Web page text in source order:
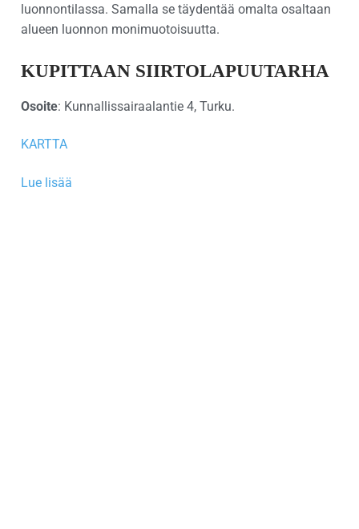
luonnontilassa. Samalla se täydentää omalta osaltaan
alueen luonnon monimuotoisuutta.
KUPITTAAN SIIRTOLAPUUTARHA
Osoite: Kunnallissairaalantie 4, Turku.
KARTTA
Lue lisää